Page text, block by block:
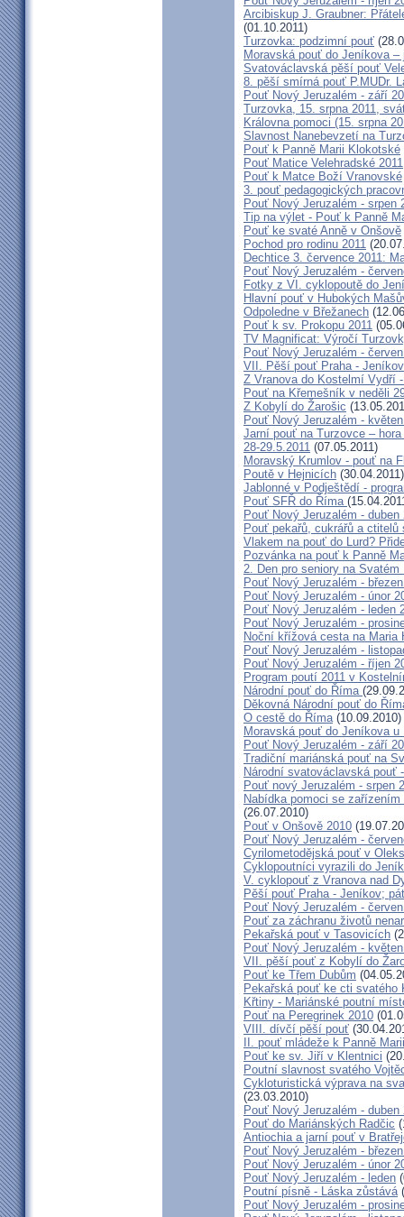
Arcibiskup J. Graubner:
(01.10.2011)
Turzovka: podzimní pouť
Moravská pouť do Jeníkova
Svatováclavská pěší pouť
8. pěší smírná pouť P.MUDr.
Pouť Nový Jeruzalém - září
Turzovka, 15. srpna 2011,
Královna pomoci (15. srpna
Slavnost Nanebevzetí na
Pouť k Panně Marii Klokotské
Pouť Matice Velehradské 2011
Pouť k Matce Boží Vranovské
3. pouť pedagogických
Pouť Nový Jeruzalém - srpen
Tip na výlet - Pouť k Panně
Pouť ke svaté Anně v Onšově
Pochod pro rodinu 2011
Dechtice 3. července 2011:
Pouť Nový Jeruzalém -
Fotky z VI. cyklopoutě do
Hlavní pouť v Hubokých
Odpoledne v Břežanech
Pouť k sv. Prokopu 2011
TV Magnificat: Výročí
Pouť Nový Jeruzalém -
VII. Pěší pouť Praha -
Z Vranova do Kostelmí Vydří
Pouť na Křemešník v neděli
Z Kobylí do Žarošic
Pouť Nový Jeruzalém -
Jarní pouť na Turzovce –
28-29.5.2011 (07.05.2011)
Moravský Krumlov - pouť na
Poutě v Hejnicích (30.04.2011)
Jablonné v Podještědí -
Pouť SFŘ do Říma
Pouť Nový Jeruzalém - duben
Pouť pekařů, cukrářů a ctitelů
Vlakem na pouť do Lurd?
Pozvánka na pouť k Panně
2. Den pro seniory na
Pouť Nový Jeruzalém -
Pouť Nový Jeruzalém - únor
Pouť Nový Jeruzalém - leden
Pouť Nový Jeruzalém -
Noční křížová cesta na Maria
Pouť Nový Jeruzalém -
Pouť Nový Jeruzalém - říjen
Program poutí 2011 v
Národní pouť do Říma
Děkovná Národní pouť do
O cestě do Říma(10.09.2010)
Moravská pouť do Jeníkova u
Pouť Nový Jeruzalém - září
Tradiční mariánská pouť na
Národní svatováclavská pouť
Pouť nový Jeruzalém - srpen
Nabídka pomoci se
(26.07.2010)
Pouť v Onšově 2010
Pouť Nový Jeruzalém -
Cyrilometodějská pouť v
Cyklopoutníci vyrazili do
V. cyklopouť z Vranova nad
Pěší pouť Praha - Jeníkov;
Pouť Nový Jeruzalém -
Pouť za záchranu životů
Pekařská pouť v Tasovicích
Pouť Nový Jeruzalém -
VII. pěší pouť z Kobylí do
Pouť ke Třem Dubům
Pekařská pouť ke cti svatého
Křtiny - Mariánské poutní
Pouť na Peregrinek 2010
VIII. dívčí pěší pouť
II. pouť mládeže k Panně
Pouť ke sv. Jiří v Klentnici
Poutní slavnost svatého
Cykloturistická výprava na
(23.03.2010)
Pouť Nový Jeruzalém - duben
Pouť do Mariánských Radčic
Antiochia a jarní pouť v
Pouť Nový Jeruzalém -
Pouť Nový Jeruzalém - únor
Pouť Nový Jeruzalém - leden
Poutní písně - Láska zůstává
Pouť Nový Jeruzalém -